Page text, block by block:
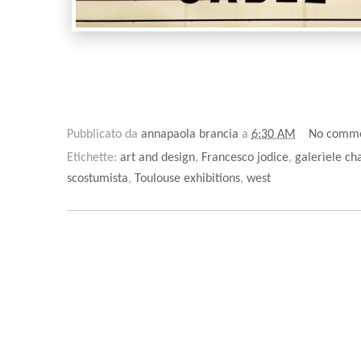
Pubblicato da annapaola brancia a 6:30 AM
No
Etichette: art and design, Francesco jodice, galerìele
scostumista, Toulouse exhibitions, west